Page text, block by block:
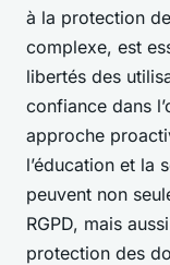
à la protection
complexe, est
libertés des
confiance dans
approche
l’éducation et la
peuvent non
RGPD, mais
protection des